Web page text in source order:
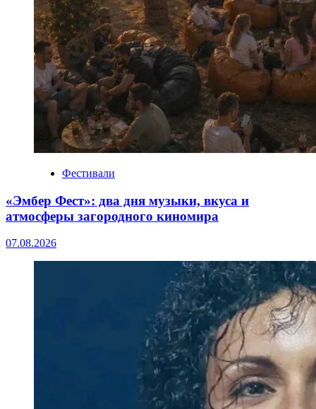
Фестивали
«Эмбер Фест»: два дня музыки, вкуса и
атмосферы загородного киномира
07.08.2026